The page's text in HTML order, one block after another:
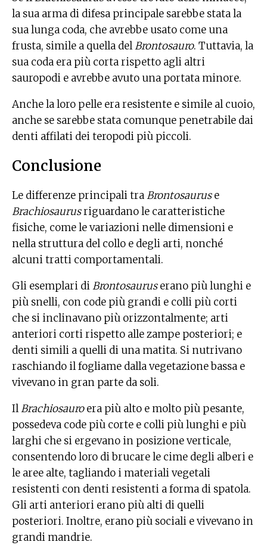
la sua arma di difesa principale sarebbe stata la
sua lunga coda, che avrebbe usato come una
frusta, simile a quella delBrontosauro. Tuttavia, la
sua coda era più corta rispetto agli altri
sauropodi e avrebbe avuto una portata minore.
Anche la loro pelle era resistente e simile al cuoio,
anche se sarebbe stata comunque penetrabile dai
denti affilati dei teropodi più piccoli.
Conclusione
Le differenze principali traBrontosauruse
Brachiosaurusriguardano le caratteristiche
fisiche, come le variazioni nelle dimensioni e
nella struttura del collo e degli arti, nonché
alcuni tratti comportamentali.
Gli esemplari diBrontosauruserano più lunghi e
più snelli, con code più grandi e colli più corti
che si inclinavano più orizzontalmente; arti
anteriori corti rispetto alle zampe posteriori; e
denti simili a quelli di una matita. Si nutrivano
raschiando il fogliame dalla vegetazione bassa e
vivevano in gran parte da soli.
IlBrachiosauroera più alto e molto più pesante,
possedeva code più corte e colli più lunghi e più
larghi che si ergevano in posizione verticale,
consentendo loro di brucare le cime degli alberi e
le aree alte, tagliando i materiali vegetali
resistenti con denti resistenti a forma di spatola.
Gli arti anteriori erano più alti di quelli
posteriori. Inoltre, erano più sociali e vivevano in
grandi mandrie.